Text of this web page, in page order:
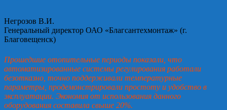
Негрозов В.И.
Генеральный директор ОАО «Благсантехмонтаж» (г.
Благовещенск)
Прошедшие отопительные периоды показали, что
автоматизированные системы регулирования работали
безотказно, точно поддерживали температурные
параметры, продемонстрировали простоту и удобство в
эксплуатации. Экономия от использования данного
оборудования составила свыше 20%.